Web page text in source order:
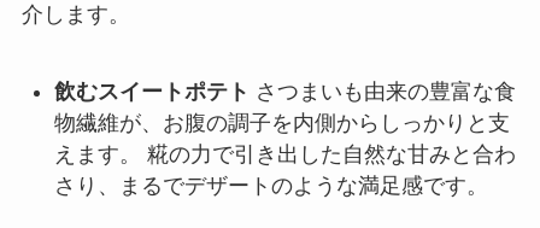
介します。
飲むスイートポテト さつまいも由来の豊富な食
物繊維が、お腹の調子を内側からしっかりと支
えます。 糀の力で引き出した自然な甘みと合わ
さり、まるでデザートのような満足感です。